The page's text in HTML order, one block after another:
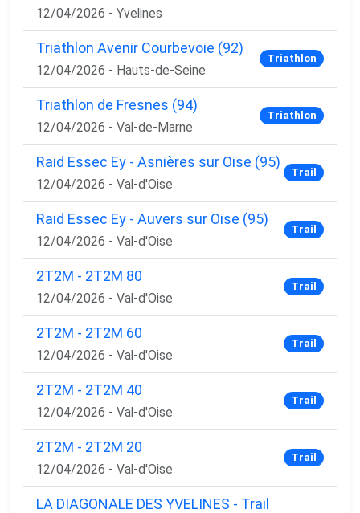
12/04/2026 - Yvelines
Triathlon Avenir Courbevoie (92)
12/04/2026 - Hauts-de-Seine
Triathlon
Triathlon de Fresnes (94)
12/04/2026 - Val-de-Marne
Triathlon
Raid Essec Ey - Asnières sur Oise (95)
12/04/2026 - Val-d'Oise
Trail
Raid Essec Ey - Auvers sur Oise (95)
12/04/2026 - Val-d'Oise
Trail
2T2M - 2T2M 80
12/04/2026 - Val-d'Oise
Trail
2T2M - 2T2M 60
12/04/2026 - Val-d'Oise
Trail
2T2M - 2T2M 40
12/04/2026 - Val-d'Oise
Trail
2T2M - 2T2M 20
12/04/2026 - Val-d'Oise
Trail
LA DIAGONALE DES YVELINES - Trail